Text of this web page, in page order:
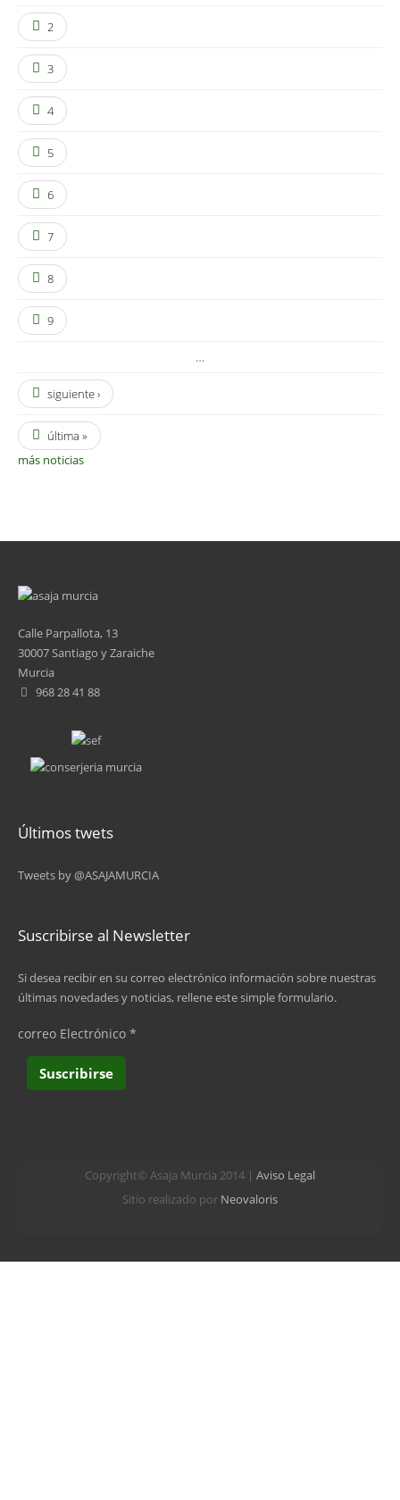
2
3
4
5
6
7
8
9
…
siguiente ›
última »
más noticias
Calle Parpallota, 13
30007 Santiago y Zaraiche
Murcia
968 28 41 88
Últimos twets
Tweets by @ASAJAMURCIA
Suscribirse al Newsletter
Si desea recibir en su correo electrónico información sobre nuestras
últimas novedades y noticias, rellene este simple formulario.
correo Electrónico *
Copyright© Asaja Murcia 2014 | Aviso Legal
Sitio realizado por Neovaloris